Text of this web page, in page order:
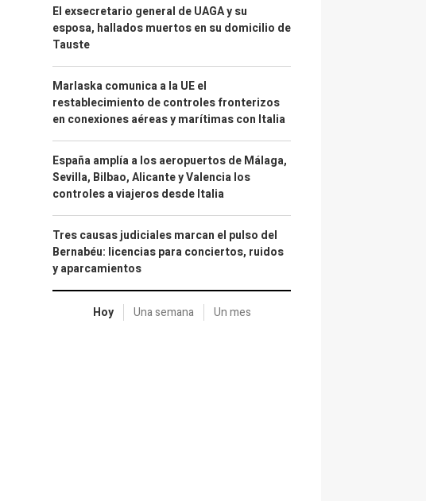
El exsecretario general de UAGA y su
esposa, hallados muertos en su domicilio de
Tauste
Marlaska comunica a la UE el
restablecimiento de controles fronterizos
en conexiones aéreas y marítimas con Italia
España amplía a los aeropuertos de Málaga,
Sevilla, Bilbao, Alicante y Valencia los
controles a viajeros desde Italia
Tres causas judiciales marcan el pulso del
Bernabéu: licencias para conciertos, ruidos
y aparcamientos
Hoy Una semana Un mes